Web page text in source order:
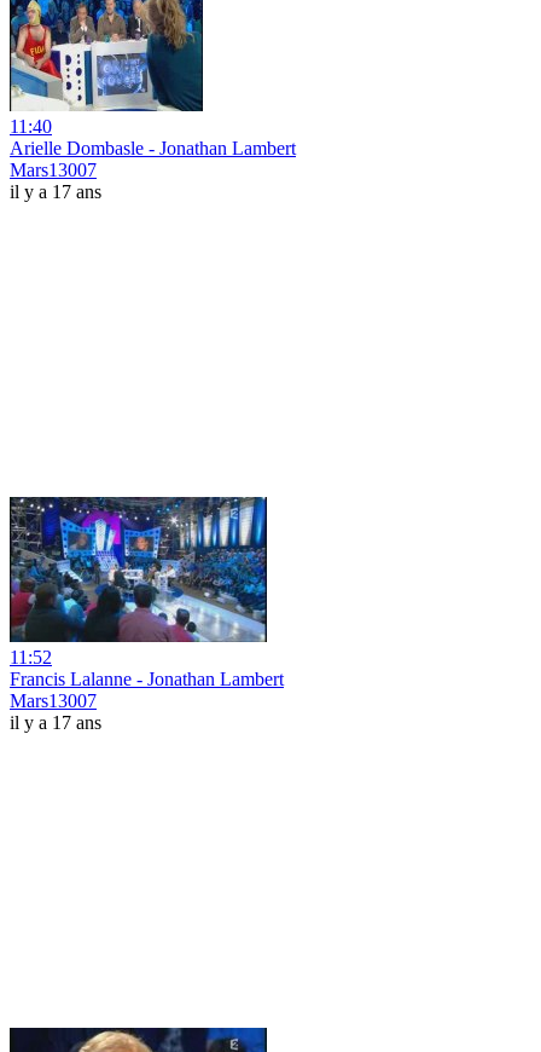
11:40
Arielle Dombasle - Jonathan Lambert
Mars13007
il y a 17 ans
11:52
Francis Lalanne - Jonathan Lambert
Mars13007
il y a 17 ans